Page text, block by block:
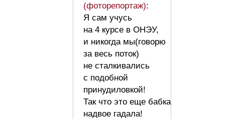
(фоторепортаж):
Я сам учусь
на 4 курсе в ОНЭУ,
и никогда мы(говорю
за весь поток)
не сталкивались
с подобной
принудиловкой!
Так что это еще бабка
надвое гадала!